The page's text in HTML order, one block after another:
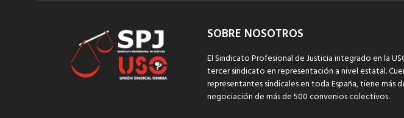
SOBRE NOSOTROS
El Sindicato Profesional de Justicia integrado en la
tercer sindicato en representación a nivel estatal.
representantes sindicales en toda España, tiene más
negociación de más de 500 convenios colectivos.